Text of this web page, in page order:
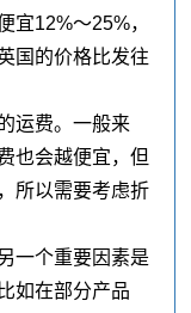
宜12%～25%，
国的价格比发往
运费。一般来
也会越便宜，但
所以需要考虑折
一个重要因素是
如在部分产品